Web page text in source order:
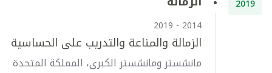
2019
2014 - 2019
الزمالة والمناعة والتدريب على الحساسية
مانشستر ومانشستر الكبرى، المملكة المتحدة